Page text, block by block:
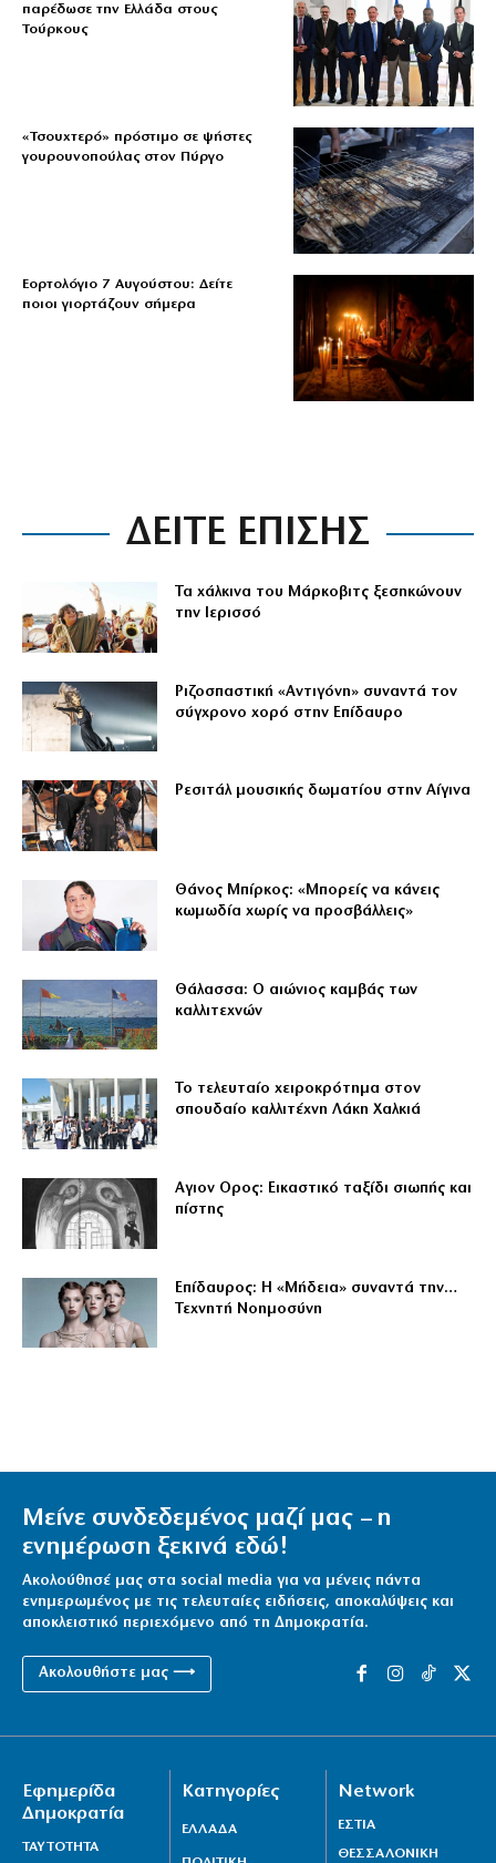
παρέδωσε την Ελλάδα στους
Τούρκους
«Τσουχτερό» πρόστιμο σε ψήστες
γουρουνοπούλας στον Πύργο
Εορτολόγιο 7 Αυγούστου: Δείτε
ποιοι γιορτάζουν σήμερα
ΔΕΙΤΕ ΕΠΙΣΗΣ
Τα χάλκινα του Μάρκοβιτς ξεσηκώνουν
την Ιερισσό
Ριζοσπαστική «Αντιγόνη» συναντά τον
σύγχρονο χορό στην Επίδαυρο
Ρεσιτάλ μουσικής δωματίου στην Αίγινα
Θάνος Μπίρκος: «Μπορείς να κάνεις
κωμωδία χωρίς να προσβάλλεις»
Θάλασσα: Ο αιώνιος καμβάς των
καλλιτεχνών
Το τελευταίο χειροκρότημα στον
σπουδαίο καλλιτέχνη Λάκη Χαλκιά
Αγιον Ορος: Εικαστικό ταξίδι σιωπής και
πίστης
Επίδαυρος: Η «Μήδεια» συναντά την…
Τεχνητή Νοημοσύνη
Μείνε συνδεδεμένος μαζί μας – η
ενημέρωση ξεκινά εδώ!
Ακολούθησέ μας στα social media για να μένεις πάντα
ενημερωμένος με τις τελευταίες ειδήσεις, αποκαλύψεις και
αποκλειστικό περιεχόμενο από τη Δημοκρατία.
Ακολουθήστε μας ⟶
Εφημερίδα
Δημοκρατία
ΤΑΥΤΟΤΗΤΑ
Κατηγορίες
ΕΛΛΑΔΑ
Network
ΕΣΤΙΑ
ΘΕΣΣΑΛΟΝΙΚΗ